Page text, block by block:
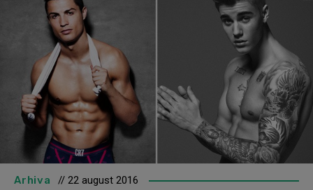
Arhiva // 22 august 2016